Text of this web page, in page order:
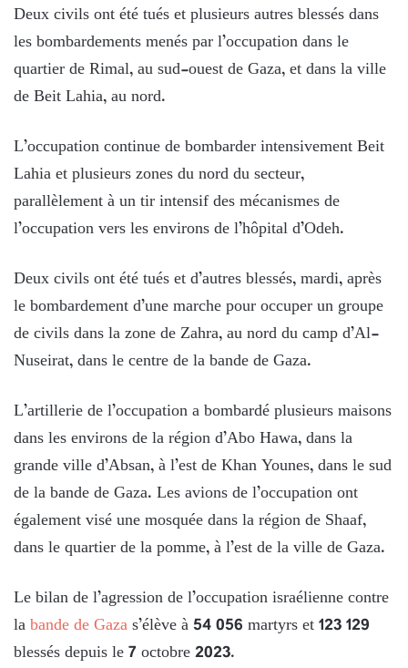
Deux civils ont été tués et plusieurs autres blessés dans
les bombardements menés par l’occupation dans le
quartier de Rimal, au sud-ouest de Gaza, et dans la ville
de Beit Lahia, au nord.
L’occupation continue de bombarder intensivement Beit
Lahia et plusieurs zones du nord du secteur,
parallèlement à un tir intensif des mécanismes de
l’occupation vers les environs de l’hôpital d’Odeh.
Deux civils ont été tués et d’autres blessés, mardi, après
le bombardement d’une marche pour occuper un groupe
de civils dans la zone de Zahra, au nord du camp d’Al-
Nuseirat, dans le centre de la bande de Gaza.
L’artillerie de l’occupation a bombardé plusieurs maisons
dans les environs de la région d’Abo Hawa, dans la
grande ville d’Absan, à l’est de Khan Younes, dans le sud
de la bande de Gaza. Les avions de l’occupation ont
également visé une mosquée dans la région de Shaaf,
dans le quartier de la pomme, à l’est de la ville de Gaza.
Le bilan de l’agression de l’occupation israélienne contre
labande de Gazas’élève à 54 056 martyrs et 123 129
blessés depuis le 7 octobre 2023.